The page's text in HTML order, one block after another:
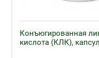
Конъюгированная
кислота (КЛК),